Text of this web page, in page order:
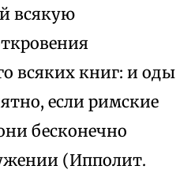
всякую
всяких книг: и оды
если римские
бесконечно
(Ипполит.